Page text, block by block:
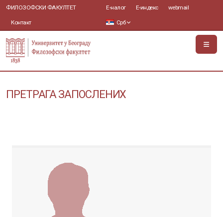
ФИЛОЗОФСКИ ФАКУЛТЕТ
Контакт
Е-налог Е-индекс webmail
Срб
ПРЕТРАГА ЗАПОСЛЕНИХ